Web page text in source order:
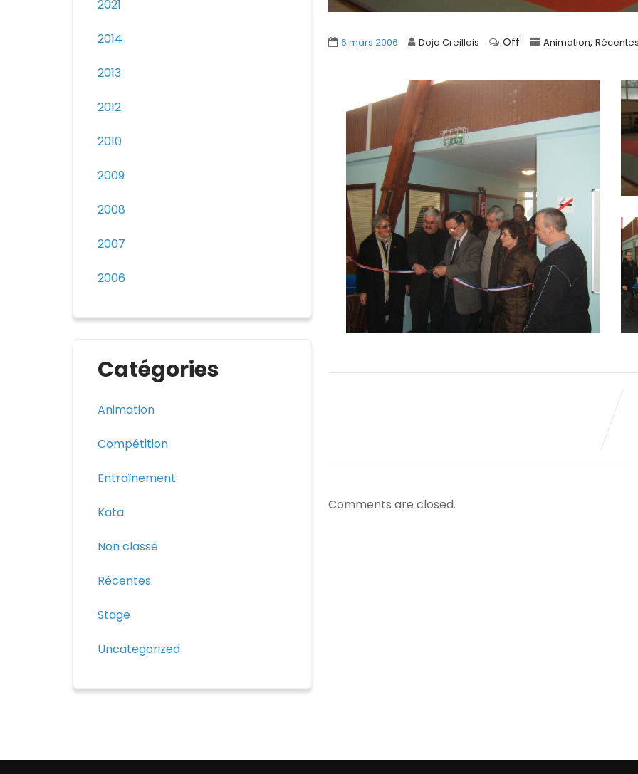
6 mars 2006 Dojo Creillois Off Animation,
Comments are closed.
2021
2014
2013
2012
2010
2009
2008
2007
2006
Catégories
Animation
Compétition
Entraînement
Kata
Non classé
Récentes
Stage
Uncategorized